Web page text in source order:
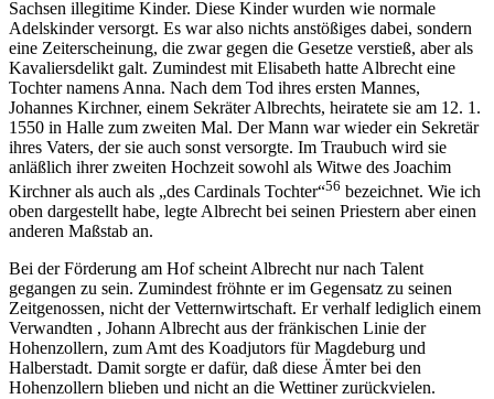
Sachsen illegitime Kinder. Diese Kinder wurden wie normale
Adelskinder versorgt. Es war also nichts anstößiges dabei, sondern
eine Zeiterscheinung, die zwar gegen die Gesetze verstieß, aber als
Kavaliersdelikt galt. Zumindest mit Elisabeth hatte Albrecht eine
Tochter namens Anna. Nach dem Tod ihres ersten Mannes,
Johannes Kirchner, einem Sekräter Albrechts, heiratete sie am 12. 1.
1550 in Halle zum zweiten Mal. Der Mann war wieder ein Sekretär
ihres Vaters, der sie auch sonst versorgte. Im Traubuch wird sie
anläßlich ihrer zweiten Hochzeit sowohl als Witwe des Joachim
Kirchner als auch als „des Cardinals Tochter“56 bezeichnet. Wie ich
oben dargestellt habe, legte Albrecht bei seinen Priestern aber einen
anderen Maßstab an.
Bei der Förderung am Hof scheint Albrecht nur nach Talent
gegangen zu sein. Zumindest fröhnte er im Gegensatz zu seinen
Zeitgenossen, nicht der Vetternwirtschaft. Er verhalf lediglich einem
Verwandten , Johann Albrecht aus der fränkischen Linie der
Hohenzollern, zum Amt des Koadjutors für Magdeburg und
Halberstadt. Damit sorgte er dafür, daß diese Ämter bei den
Hohenzollern blieben und nicht an die Wettiner zurückvielen.